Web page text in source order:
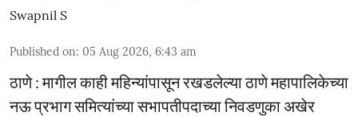
Swapnil S
Published on: 05 Aug 2026, 6:43 am
ठाणे : मागील काही महिन्यांपासून रखडलेल्या ठाणे महापालिकेच्या
नऊ प्रभाग समित्यांच्या सभापतीपदाच्या निवडणुका अखेर